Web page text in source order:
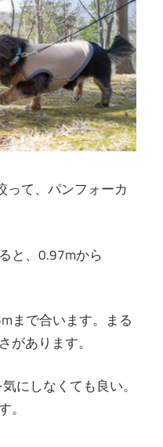
って、パンフォーカ
と、0.97mから
まで合います。まる
があります。
にしなくても良い。
。